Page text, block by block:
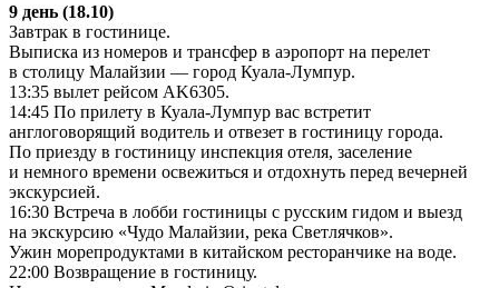
9 день (18.10)
Завтрак в гостинице.
Выписка из номеров и трансфер в аэропорт на перелет
в столицу Малайзии — город Куала-Лумпур.
13:35 вылет рейсом AK6305.
14:45 По прилету в Куала-Лумпур вас встретит
англоговорящий водитель и отвезет в гостиницу города.
По приезду в гостиницу инспекция отеля, заселение
и немного времени освежиться и отдохнуть перед вечерней
экскурсией.
16:30 Встреча в лобби гостиницы с русским гидом и выезд
на экскурсию «Чудо Малайзии, река Светлячков».
Ужин морепродуктами в китайском ресторанчике на воде.
22:00 Возвращение в гостиницу.